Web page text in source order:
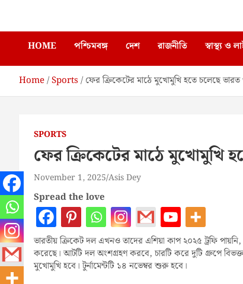
content
Enews Bangla
HOME পশ্চিমবঙ্গ দেশ রাজনীতি স্বাস্থ্য ও
Home Sports ফের ক্রিকেটের মাঠে মুখোমুখি হতে চলেছে ভারত
SPORTS
ফের ক্রিকেটের মাঠে মুখোমুখি
November 1, 2025 Asis Dey
Spread the love
ভারতীয় ক্রিকেট দল এখনও তাদের এশিয়া কাপ ২০২৫ ট্রফি
করেছে। আটটি দল অংশগ্রহণ করবে, চারটি করে দুটি গ্রুপে
মুখোমুখি হবে। টুর্নামেন্টটি ১৪ নভেম্বর শুরু হবে।